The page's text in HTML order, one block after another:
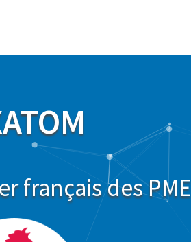
français des PME